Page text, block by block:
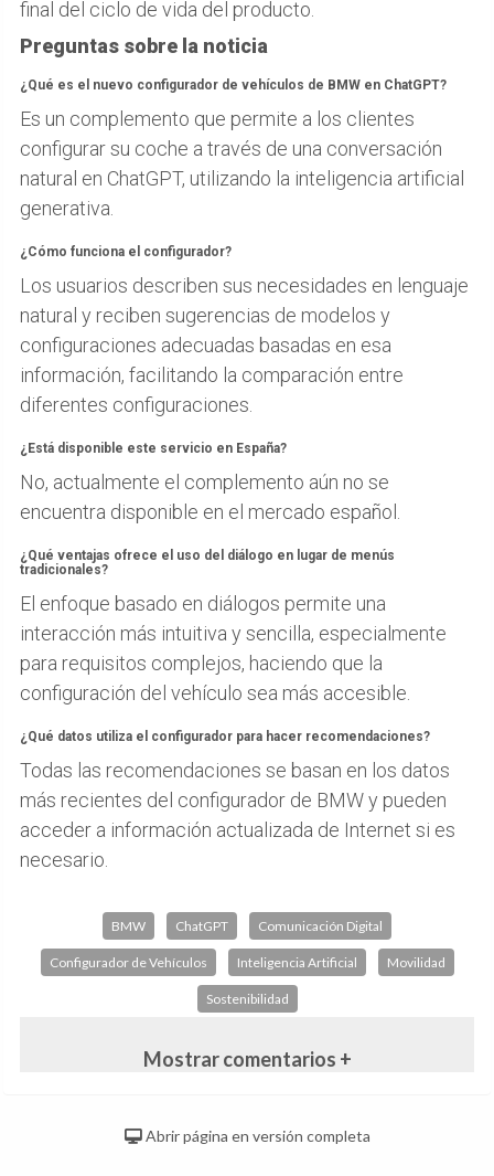
final del ciclo de vida del producto.
Preguntas sobre la noticia
¿Qué es el nuevo configurador de vehículos de BMW en ChatGPT?
Es un complemento que permite a los clientes
configurar su coche a través de una conversación
natural en ChatGPT, utilizando la inteligencia artificial
generativa.
¿Cómo funciona el configurador?
Los usuarios describen sus necesidades en lenguaje
natural y reciben sugerencias de modelos y
configuraciones adecuadas basadas en esa
información, facilitando la comparación entre
diferentes configuraciones.
¿Está disponible este servicio en España?
No, actualmente el complemento aún no se
encuentra disponible en el mercado español.
¿Qué ventajas ofrece el uso del diálogo en lugar de menús
tradicionales?
El enfoque basado en diálogos permite una
interacción más intuitiva y sencilla, especialmente
para requisitos complejos, haciendo que la
configuración del vehículo sea más accesible.
¿Qué datos utiliza el configurador para hacer recomendaciones?
Todas las recomendaciones se basan en los datos
más recientes del configurador de BMW y pueden
acceder a información actualizada de Internet si es
necesario.
BMW ChatGPT Comunicación Digital
Configurador de Vehículos Inteligencia Artificial Movilidad
Sostenibilidad
Mostrar comentarios +
Abrir página en versión completa